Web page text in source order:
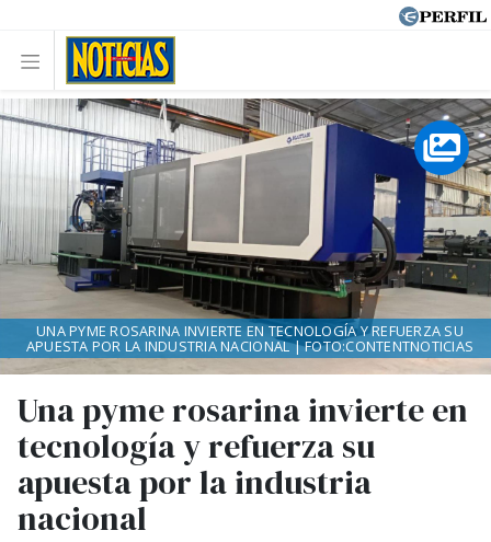
Una pyme rosarina invierte en
tecnología y refuerza su
apuesta por la industria
nacional
UNA PYME ROSARINA INVIERTE EN TECNOLOGÍA Y REFUERZA SU
APUESTA POR LA INDUSTRIA NACIONAL | FOTO:CONTENTNOTICIAS